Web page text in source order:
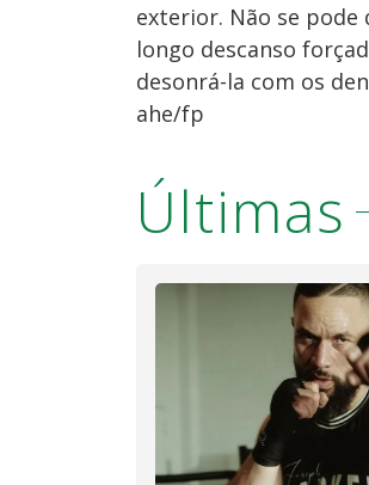
exterior. Não se pode
longo descanso
desonrá-la com os
ahe/fp
Últimas